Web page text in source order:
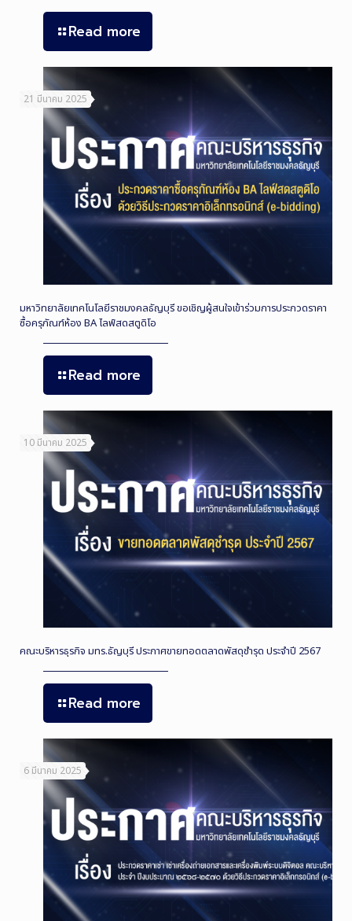
Read more
21 มีนาคม 2025
มหาวิทยาลัยเทคโนโลยีราชมงคลธัญบุรี ขอเชิญผู้สนใจเข้าร่วมการประกวดราคา
ซื้อครุภัณฑ์ห้อง BA ไลฟ์สดสตูดิโอ
Read more
10 มีนาคม 2025
คณะบริหารธุรกิจ มทร.ธัญบุรี ประกาศขายทอดตลาดพัสดุชำรุด ประจำปี 2567
Read more
6 มีนาคม 2025